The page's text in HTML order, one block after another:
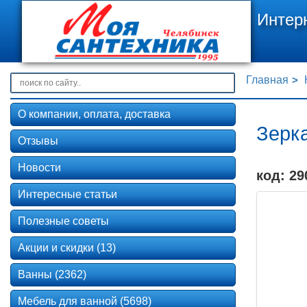
Главная
код:
О компании, оплата, доставка
Отзывы
Новости
Интересные статьи
Полезные советы
Акции и скидки (13)
Ванны (2362)
Мебель для ванной (5698)